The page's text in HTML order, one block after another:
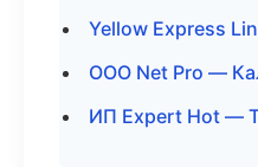
Yellow Express
ООО Net Pro —
ИП Expert Hot —